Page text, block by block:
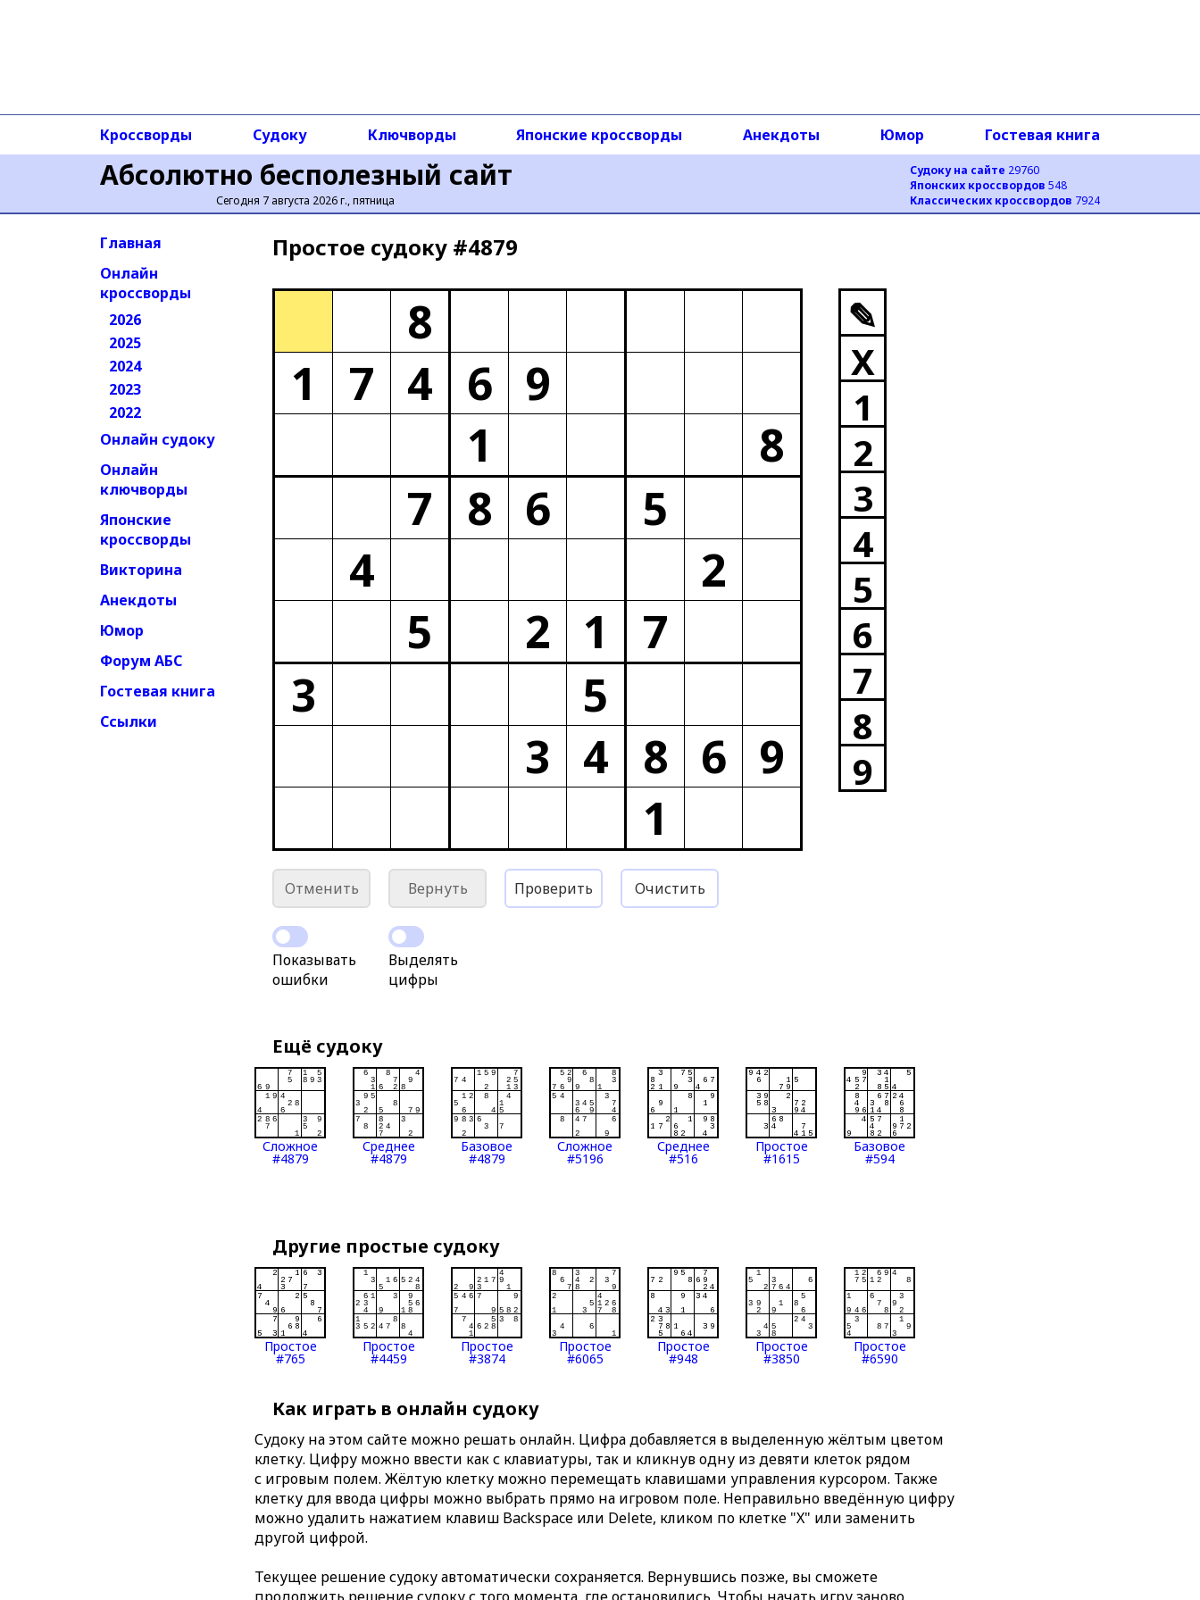
Абсолютно бесполезный сайт
Сегодня 7 августа 2026 г., пятница
Судоку на сайте 29760
Японских кроссвордов 548
Классических кроссвордов 7924
Кроссворды Судоку Ключворды Японские кроссворды Анекдоты Юмор Гостевая книга
Главная
Онлайн
кроссворды
2026
2025
2024
2023
2022
Онлайн судоку
Онлайн
ключворды
Японские
кроссворды
Викторина
Анекдоты
Юмор
Форум АБС
Гостевая книга
Ссылки
Простое cудоку #4879
8
1
7 4 6 9
1
8
7
8 6
5
4
2
5
2 1
7
3
5
3 4 8 6 9
1
✎
X
1
2
3
4
5
6
7
8
9
Отменить Вернуть Проверить Очистить
Показывать
ошибки
Выделять
цифры
Ещё судоку
Сложное
#4879
Среднее
#4879
Базовое
#4879
Сложное
#5196
Среднее
#516
Простое
#1615
Базовое
#594
Другие простые судоку
Простое
#765
Простое
#4459
Простое
#3874
Простое
#6065
Простое
#948
Простое
#3850
Простое
#6590
Как играть в онлайн судоку
Судоку на этом сайте можно решать онлайн. Цифра добавляется в выделенную жёлтым цветом
клетку. Цифру можно ввести как с клавиатуры, так и кликнув одну из девяти клеток рядом
с игровым полем. Жёлтую клетку можно перемещать клавишами управления курсором. Также
клетку для ввода цифры можно выбрать прямо на игровом поле. Неправильно введённую цифру
можно удалить нажатием клавиш Backspace или Delete, кликом по клетке "X" или заменить
другой цифрой.
Текущее решение судоку автоматически сохраняется. Вернувшись позже, вы сможете